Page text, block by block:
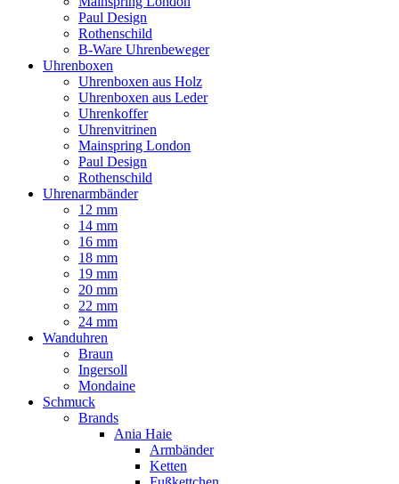
Paul Design
Rothenschild
B-Ware Uhrenbeweger
Uhrenboxen
Uhrenboxen aus Holz
Uhrenboxen aus Leder
Uhrenkoffer
Uhrenvitrinen
Mainspring London
Paul Design
Rothenschild
Uhrenarmbänder
12 mm
14 mm
16 mm
18 mm
19 mm
20 mm
22 mm
24 mm
Wanduhren
Braun
Ingersoll
Mondaine
Schmuck
Brands
Ania Haie
Armbänder
Ketten